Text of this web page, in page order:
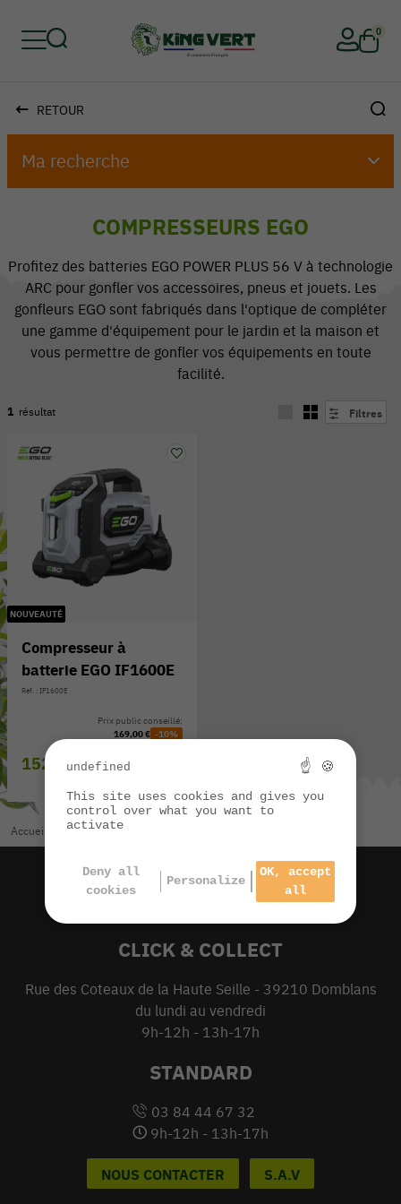
0
V
RETOUR
Ma recherche
COMPRESSEURS EGO
Profitez des batteries EGO POWER PLUS 56 V à technologie
ARC pour gonfler vos accessoires, pneus et jouets. Les
gonfleurs EGO sont fabriqués dans l'optique de compléter
une gamme d'équipement pour le jardin et la maison et
vous permettre de gonfler vos équipements en toute
facilité.
1 résultat Filtres
NOUVEAUTÉ
Compresseur à
batterie EGO IF1600E
Réf. : IF1600E
152,00 €
Prix public conseillé:
169,00 € -10%
Accueil Jardin/Compresseurs
CLICK & COLLECT
Rue des Coteaux de la Haute Seille - 39210 Domblans
du lundi au vendredi
9h-12h - 13h-17h
STANDARD
03 84 44 67 32
9h-12h - 13h-17h
NOUS CONTACTER S.A.V
undefined ☝ 🍪
This site uses cookies and gives you
control over what you want to
activate
Deny all
cookies
Personalize
OK, accept
all